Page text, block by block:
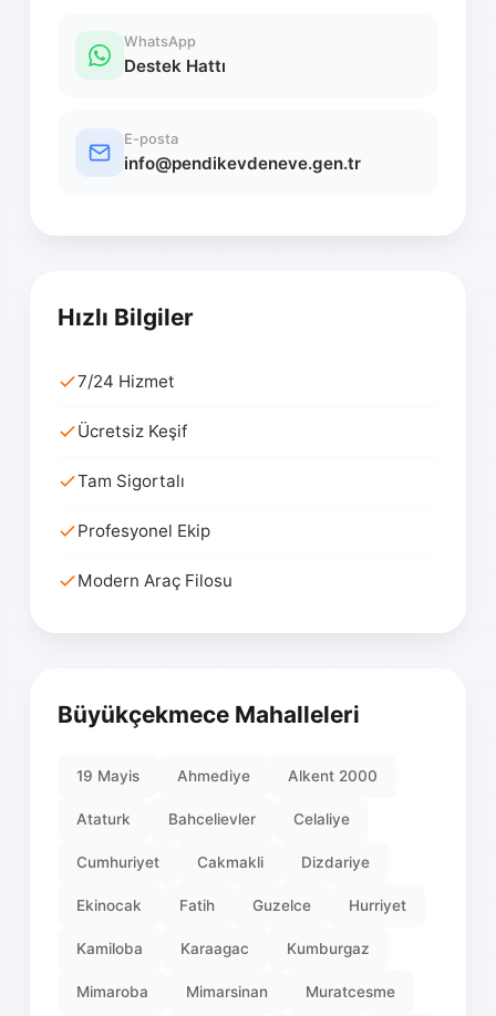
WhatsApp
Destek Hattı
E-posta
info@pendikevdeneve.gen.tr
Hızlı Bilgiler
7/24 Hizmet
Ücretsiz Keşif
Tam Sigortalı
Profesyonel Ekip
Modern Araç Filosu
Büyükçekmece Mahalleleri
19 Mayis Ahmediye Alkent 2000
Ataturk Bahcelievler Celaliye
Cumhuriyet Cakmakli Dizdariye
Ekinocak Fatih Guzelce Hurriyet
Kamiloba Karaagac Kumburgaz
Mimaroba Mimarsinan Muratcesme